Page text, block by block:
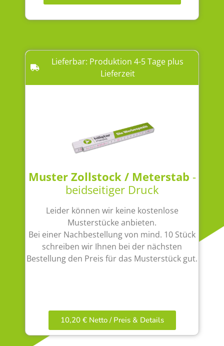
Lieferbar: Produktion 4-5 Tage plus
Lieferzeit
Muster Zollstock / Meterstab -
beidseitiger Druck
Leider können wir keine kostenlose
Musterstücke anbieten.
Bei einer Nachbestellung von mind. 10 Stück
schreiben wir Ihnen bei der nächsten
Bestellung den Preis für das Musterstück gut.
10,20 € Netto / Preis & Details